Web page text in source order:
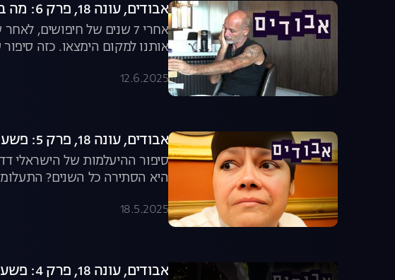
אבודים, עונה 18, פרק 6: מה באמת קרה לדדי?
אחרי 7 שנים של
אותנו למקום הימצאו. כזה
12.6.2025
אבודים, עונה 18, פרק 5: פשע אמיתי לאס וגאס – חלק ג'
סיפור ההיעלמות של הישראלי
היא הסתירה כל השנים?
18.5.2025
אבודים, עונה 18, פרק 4: פשע אמיתי לאס וגאס – חלק ב'